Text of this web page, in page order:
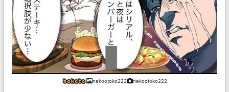
nekootoko222 nekootoko222